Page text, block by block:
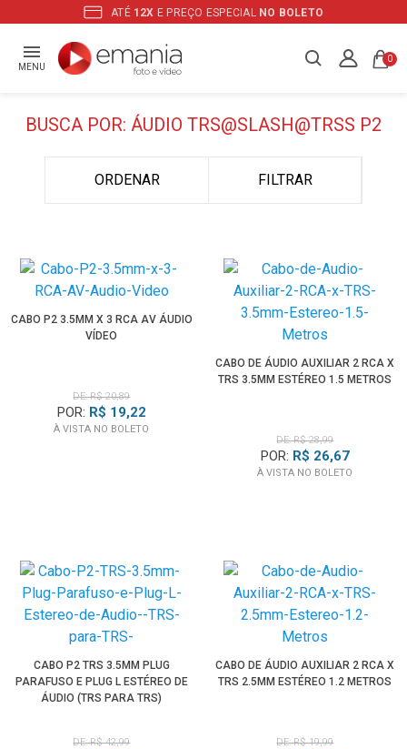
ATÉ 12X E PREÇO ESPECIAL NO BOLETO
MENU
0
BUSCA POR: ÁUDIO TRS@SLASH@TRSS P2
ORDENAR FILTRAR
CABO P2 3.5MM X 3 RCA AV ÁUDIO
VÍDEO
DE: R$ 20,89
POR: R$ 19,22
À VISTA NO BOLETO
CABO DE ÁUDIO AUXILIAR 2 RCA X
TRS 3.5MM ESTÉREO 1.5 METROS
DE: R$ 28,99
POR: R$ 26,67
À VISTA NO BOLETO
CABO P2 TRS 3.5MM PLUG
PARAFUSO E PLUG L ESTÉREO DE
ÁUDIO (TRS PARA TRS)
DE: R$ 42,99
CABO DE ÁUDIO AUXILIAR 2 RCA X
TRS 2.5MM ESTÉREO 1.2 METROS
DE: R$ 19,99